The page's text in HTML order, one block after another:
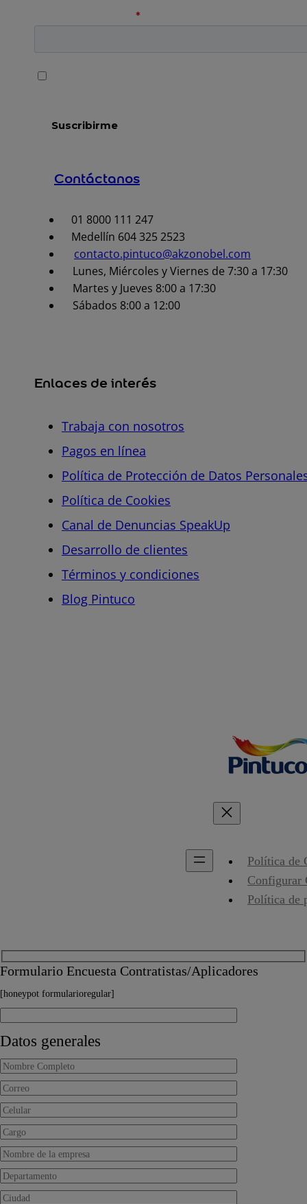
Contáctanos
01 8000 111 247
Medellín 604 325 2523
contacto.pintuco@akzonobel.com
Lunes, Miércoles y Viernes de 7:30 a 17:30
Martes y Jueves 8:00 a 17:30
Sábados 8:00 a 12:00
Enlaces de interés
Trabaja con nosotros
Pagos en línea
Política de Protección de Datos
Política de Cookies
Canal de Denuncias SpeakUp
Desarrollo de clientes
Términos y condiciones
Blog Pintuco
Política de
Configurar
Política de
Formulario Encuesta Contratistas/Aplicadores
[honeypot formularioregular]
Datos generales